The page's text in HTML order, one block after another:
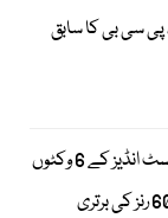
سی بی کا سابق
دوسرے ٹیسٹ کا تیسرا دن، ویسٹ انڈیز کے 6 وکٹوں
پر 103 رنز، پاکستان کے خلاف 60 رنز کی برتری